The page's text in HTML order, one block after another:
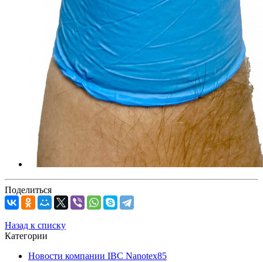
Поделиться
Назад к списку
Категории
Новости компании IBC Nanotex85